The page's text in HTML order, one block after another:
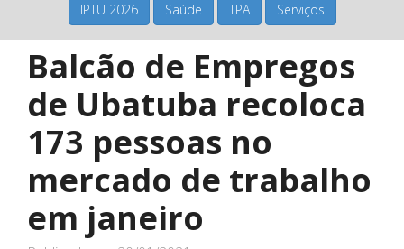
IPTU 2026 Saúde TPA Serviços
Balcão de Empregos
de Ubatuba recoloca
173 pessoas no
mercado de trabalho
em janeiro